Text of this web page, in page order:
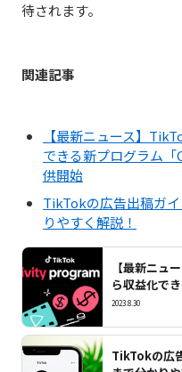
待されます。
関連記事
【最新ニュース】
できる新プログラム
供開始
TikTokの広告出稿ガ
りやすく解説！
【最新ニュ
ら収益化で
ogram Beta
2023.8.30
TikTokの広